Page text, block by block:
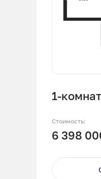
1-
Стоимость:
6 398